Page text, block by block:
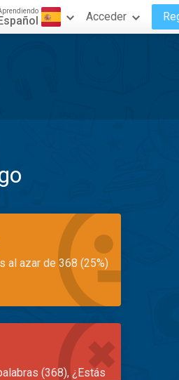
Acceder
al azar de 368 (25%)
(368), ¿Estás